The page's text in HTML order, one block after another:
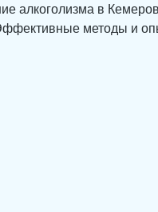
алкоголизма в
методы и